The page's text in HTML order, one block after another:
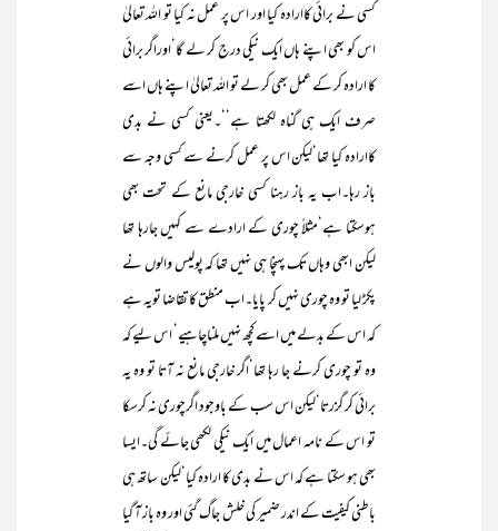
کسی نے برائی کاارادہ کیا اور اس پر عمل نہ کیا تو اللہ تعالیٰ
اس کو بھی اپنے ہاں ایک نیکی درج کر لے گا‘اوراگر برائی
کا ارادہ کر کے عمل بھی کر لے تو اللہ تعالیٰ اپنے ہاں اسے
صرف ایک ہی گناہ لکھتا ہے‘‘۔یعنی کسی نے بدی
کاارادہ کیا تھا‘لیکن اس پر عمل کرنے سے کسی وجہ سے
باز رہا۔اب یہ باز رہنا کسی خارجی مانع کے تحت بھی
ہوسکتا ہے‘مثلاً چوری کے ارادے سے کہیں جارہا تھا
لیکن ابھی وہاں تک پہنچا ہی نہیں تھا کہ پولیس والوں نے
پکڑ لیا تو وہ چوری نہیں کر پایا۔اب منطق کا تقاضا تویہ ہے
کہ اس کے بدلے میں اسے کچھ نہیں ملناچاہیے‘ اس لیے کہ
وہ تو چوری کرنے جا رہا تھا‘اگر خارجی مانع نہ آتا تو وہ یہ
برائی کر گزرتا‘لیکن اس سب کے باوجود اگرچوری نہ کرسکا
تو اس کے نامہ اعمال میں ایک نیکی لکھی جائے گی۔ایسا
بھی ہو سکتا ہے کہ اس نے بدی کا ارادہ کیا‘لیکن ساتھ ہی
باطنی کیفیت کے اندر ضمیر کی خلش جاگ گئی اور وہ باز آ گیا